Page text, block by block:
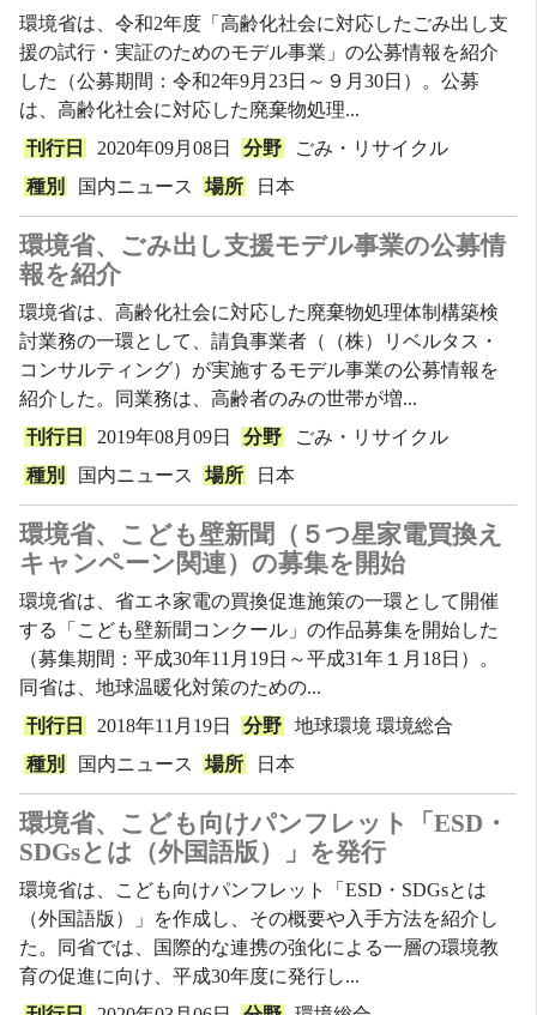
環境省は、令和2年度「高齢化社会に対応したごみ出し支
援の試行・実証のためのモデル事業」の公募情報を紹介
した（公募期間：令和2年9月23日～９月30日）。公募
は、高齢化社会に対応した廃棄物処理...
刊行日
2020年09月08日 分野
ごみ・リサイクル
種別
国内ニュース 場所 日本
環境省、ごみ出し支援モデル事業の公募情
報を紹介
環境省は、高齢化社会に対応した廃棄物処理体制構築検
討業務の一環として、請負事業者（（株）リベルタス・
コンサルティング）が実施するモデル事業の公募情報を
紹介した。同業務は、高齢者のみの世帯が増...
刊行日
2019年08月09日 分野
ごみ・リサイクル
種別
国内ニュース 場所 日本
環境省、こども壁新聞（５つ星家電買換え
キャンペーン関連）の募集を開始
環境省は、省エネ家電の買換促進施策の一環として開催
する「こども壁新聞コンクール」の作品募集を開始した
（募集期間：平成30年11月19日～平成31年１月18日）。
同省は、地球温暖化対策のための...
刊行日
2018年11月19日 分野 地球環境 環境総合
種別
国内ニュース 場所 日本
環境省、こども向けパンフレット「ESD・
SDGsとは（外国語版）」を発行
環境省は、こども向けパンフレット「ESD・SDGsとは
（外国語版）」を作成し、その概要や入手方法を紹介し
た。同省では、国際的な連携の強化による一層の環境教
育の促進に向け、平成30年度に発行し...